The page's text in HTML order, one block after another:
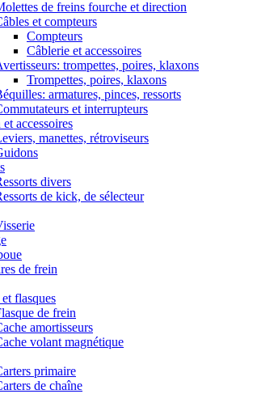
de freins fourche et direction
et compteurs
Compteurs
Câblerie et accessoires
trompettes, poires, klaxons
Trompettes, poires, klaxons
armatures, pinces, ressorts
et interrupteurs
accessoires
manettes, rétroviseurs
divers
de kick, de sélecteur
de frein
flasques
de frein
amortisseurs
volant magnétique
primaire
de chaîne